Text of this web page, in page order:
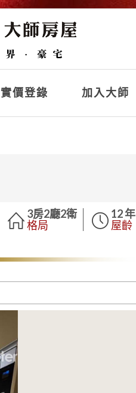
實價登錄 加入大師
3房2廳2衛
格局
12 年
屋齡